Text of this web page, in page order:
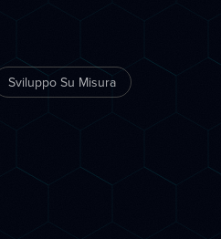
Sviluppo Su Misura